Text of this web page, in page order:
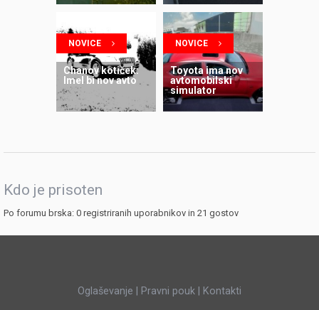
NOVICE
Chanov kotiček:
Imel bi nov avto
NOVICE
Toyota ima nov
avtomobilski
simulator
Kdo je prisoten
Po forumu brska: 0 registriranih uporabnikov in 21 gostov
Oglaševanje Pravni pouk Kontakti